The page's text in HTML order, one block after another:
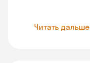
Читать дальше